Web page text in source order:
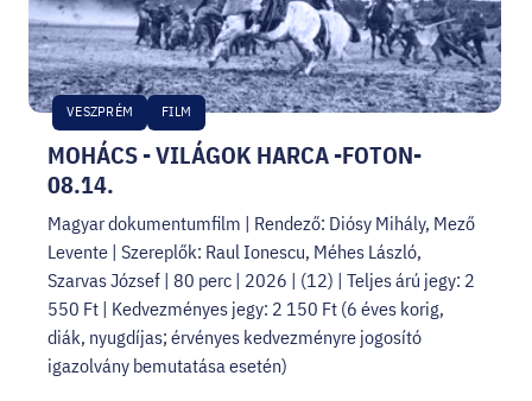
MOHÁCS - VILÁGOK HARCA -FOTON-
08.14.
VESZPRÉM FILM
Magyar dokumentumfilm | Rendező: Diósy Mihály, Mező
Levente | Szereplők: Raul Ionescu, Méhes László,
Szarvas József | 80 perc | 2026 | (12) | Teljes árú jegy: 2
550 Ft | Kedvezményes jegy: 2 150 Ft (6 éves korig,
diák, nyugdíjas; érvényes kedvezményre jogosító
igazolvány bemutatása esetén)